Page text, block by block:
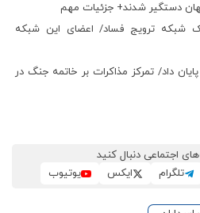
دستگیر شدند+ جزئیات مهم
شبکه ترویج فساد/ اعضای این شبکه
داد/ تمرکز مذاکرات بر خاتمه جنگ در
اجتماعی دنبال کنید
تلگرام ایکس یوتیوب